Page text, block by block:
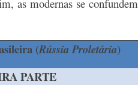
as modernas se confundem
(Rússia Proletária)
PARTE